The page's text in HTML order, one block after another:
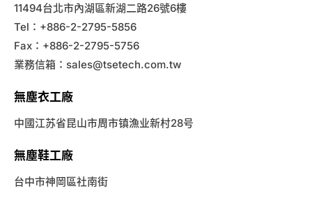
11494台北市內湖區新湖二路26號6樓
Tel：+886-2-2795-5856
Fax：+886-2-2795-5756
業務信箱： sales@tsetech.com.tw
無塵衣工廠
中國江苏省昆山市周市镇漁业新村28号
無塵鞋工廠
台中市神岡區社南街